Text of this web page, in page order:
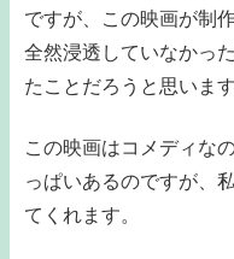
ですが、この映画が制
全然浸透していなかっ
たことだろうと思います
この映画はコメディな
っぱいあるのですが、
てくれます。